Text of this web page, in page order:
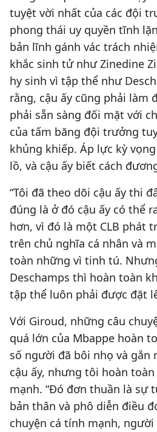
tuyệt vời nhất của các đội
phong thái uy quyền tĩnh
bản lĩnh gánh vác trách
khắc sinh tử như Zinedine
hy sinh vì tập thể như
rằng, cậu ấy cũng phải làm
phải sẵn sàng đối mặt với
của tấm băng đội trưởng
khủng khiếp. Áp lực kỳ
lồ, và cậu ấy biết cách
“Tôi đã theo dõi cậu ấy thi
đúng là ở đó cậu ấy có thể
hơn, vì đó là một CLB phát
trên chủ nghĩa cá nhân và
toàn những vì tinh tú.
Deschamps thì hoàn toàn
tập thể luôn phải được đặt
Với Giroud, những câu
quá lớn của Mbappe hoàn
số người đã bôi nhọ và gắn
cậu ấy, nhưng tôi hoàn
mạnh. “Đó đơn thuần là sự
bản thân và phô diễn điều
chuyện cá tính mạnh,